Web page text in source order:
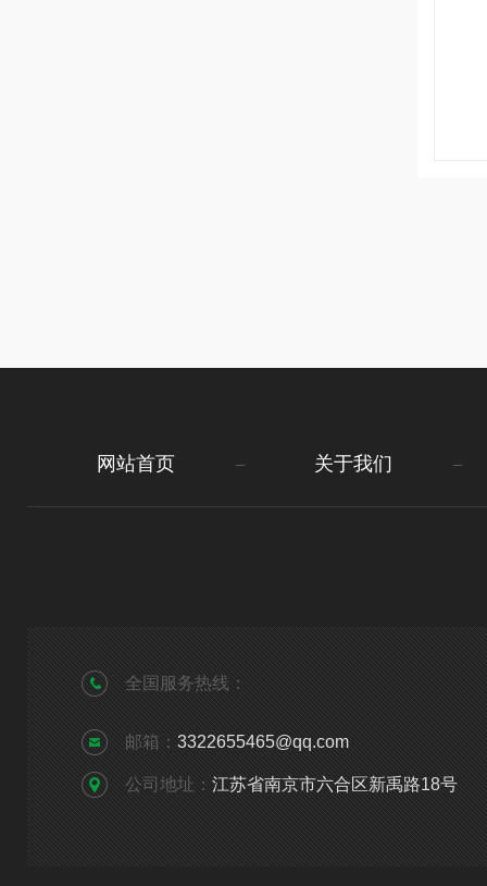
网站首页 关于我们
全国服务热线：
邮箱： 3322655465@qq.com
公司地址： 江苏省南京市六合区新禹路18号